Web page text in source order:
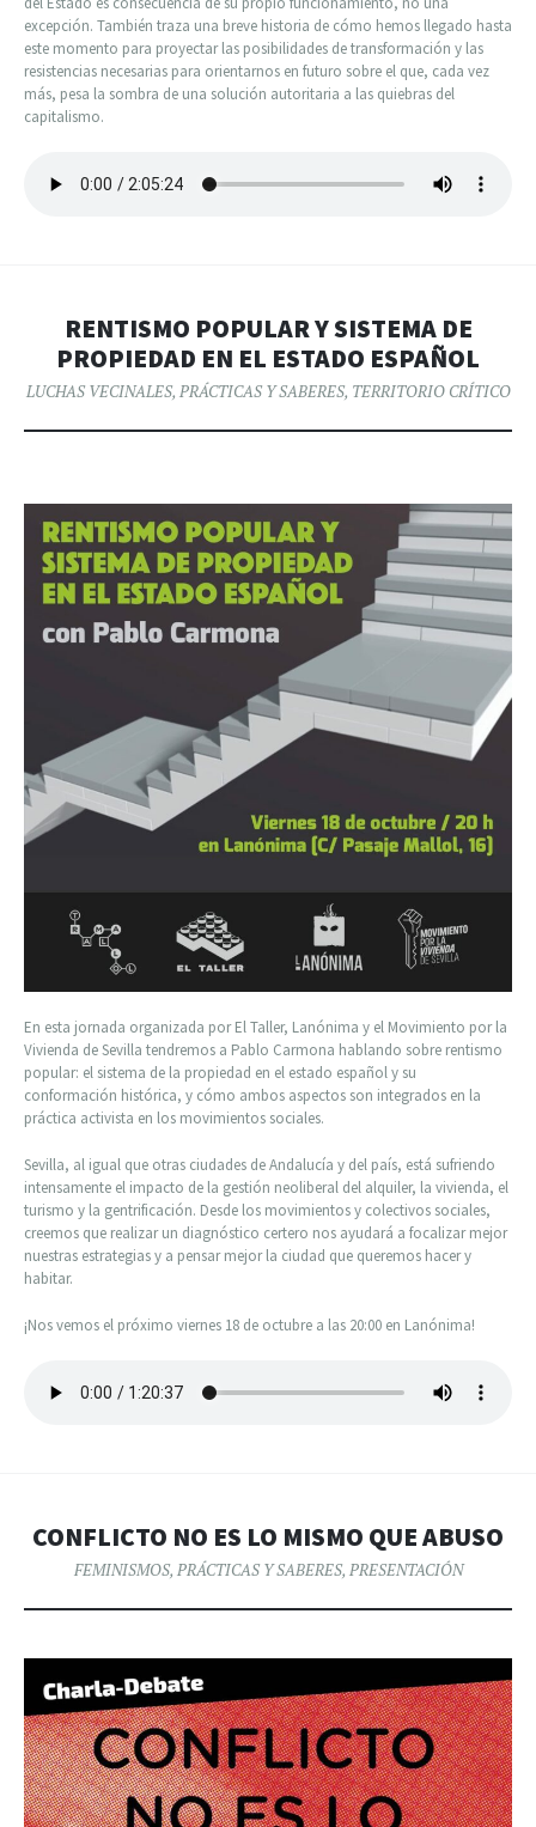
excepción. También traza una breve historia de cómo hemos llegado hasta
este momento para proyectar las posibilidades de transformación y las
resistencias necesarias para orientarnos en futuro sobre el que, cada vez
más, pesa la sombra de una solución autoritaria a las quiebras del
capitalismo.
RENTISMO POPULAR Y SISTEMA DE
PROPIEDAD EN EL ESTADO ESPAÑOL
LUCHAS VECINALES, PRÁCTICAS Y SABERES, TERRITORIO CRÍTICO
En esta jornada organizada por El Taller, Lanónima y el Movimiento por la
Vivienda de Sevilla tendremos a Pablo Carmona hablando sobre rentismo
popular: el sistema de la propiedad en el estado español y su
conformación histórica, y cómo ambos aspectos son integrados en la
práctica activista en los movimientos sociales.
Sevilla, al igual que otras ciudades de Andalucía y del país, está sufriendo
intensamente el impacto de la gestión neoliberal del alquiler, la vivienda, el
turismo y la gentrificación. Desde los movimientos y colectivos sociales,
creemos que realizar un diagnóstico certero nos ayudará a focalizar mejor
nuestras estrategias y a pensar mejor la ciudad que queremos hacer y
habitar.
¡Nos vemos el próximo viernes 18 de octubre a las 20:00 en Lanónima!
CONFLICTO NO ES LO MISMO QUE ABUSO
FEMINISMOS, PRÁCTICAS Y SABERES, PRESENTACIÓN